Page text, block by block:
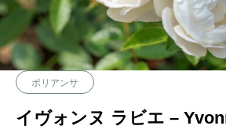
ポリアンサ
イヴォンヌ ラビエ –